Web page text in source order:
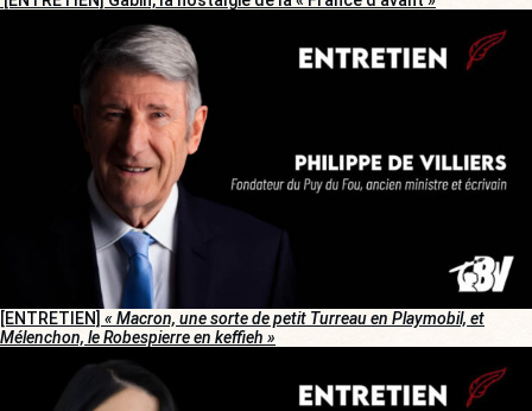
[ENTRETIEN] « Macron, une sorte de petit Turreau en Playmobil, et
Mélenchon, le Robespierre en keffieh »